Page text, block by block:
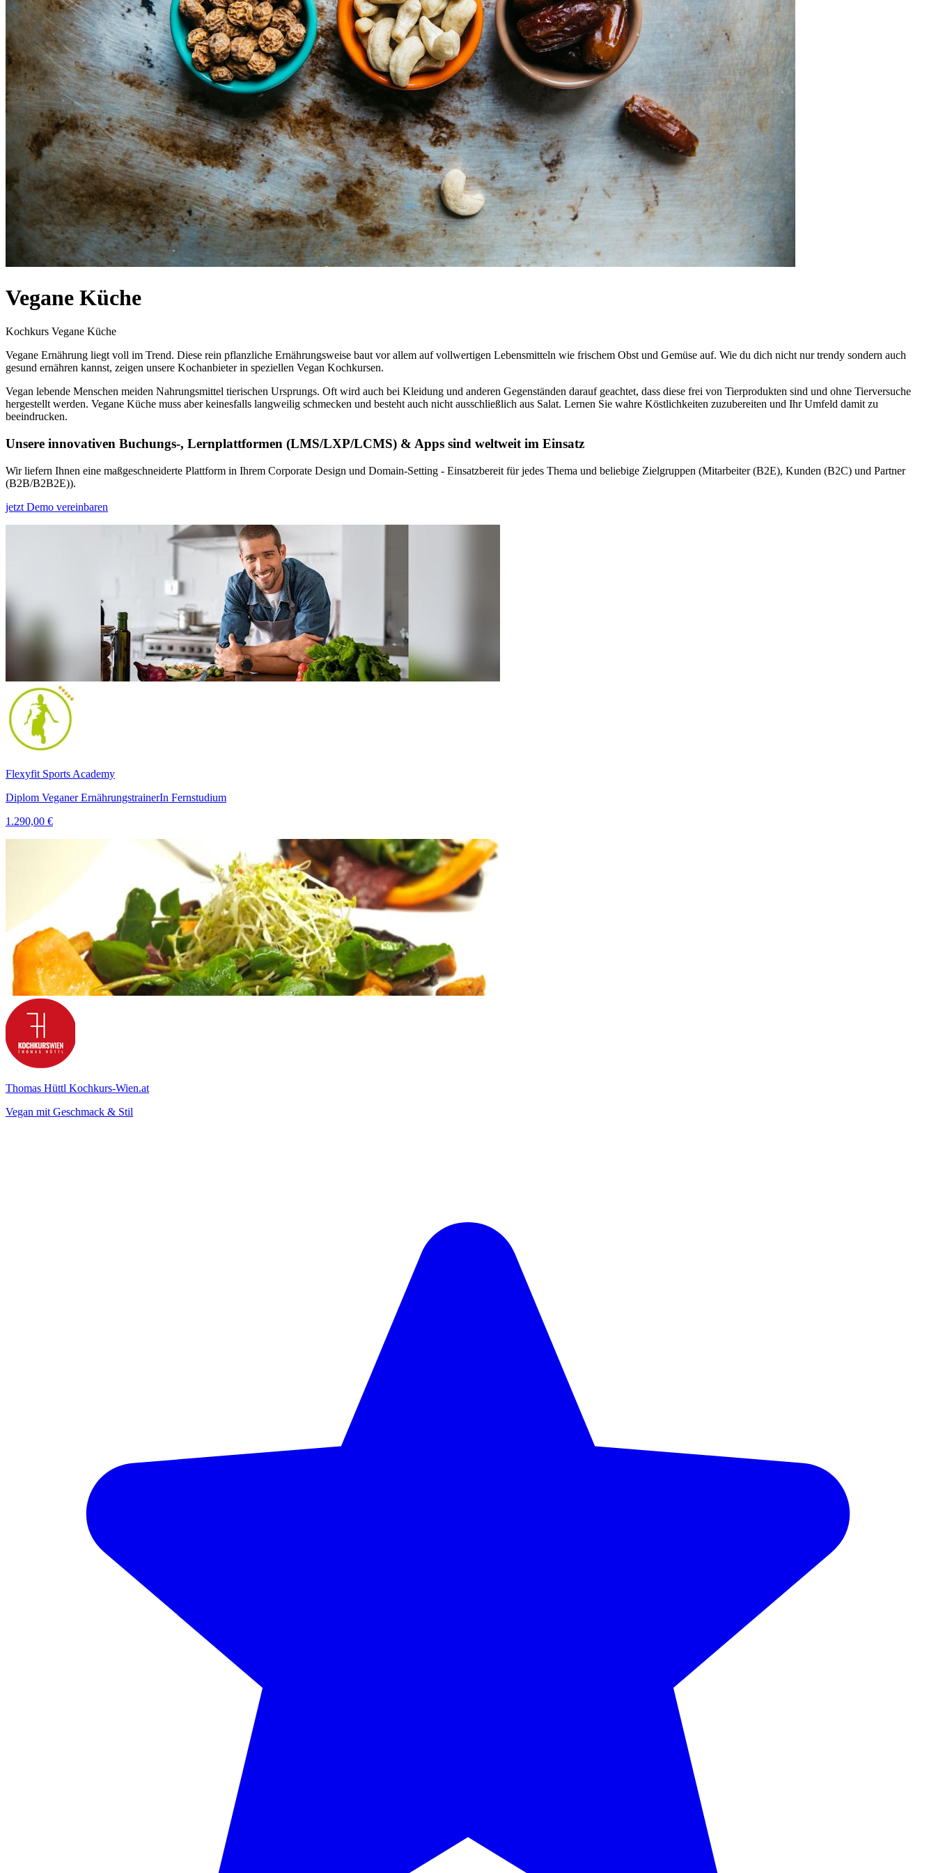
Vegane Küche
Kochkurs Vegane Küche
Vegane Ernährung liegt voll im Trend. Diese rein pflanzliche Ernährungsweise baut vor allem auf vollwertigen Lebensmitteln wie frischem Obst und Gemüse auf. Wie du dich nicht nur trendy sondern auch
gesund ernähren kannst, zeigen unsere Kochanbieter in speziellen Vegan Kochkursen.
Vegan lebende Menschen meiden Nahrungsmittel tierischen Ursprungs. Oft wird auch bei Kleidung und anderen Gegenständen darauf geachtet, dass diese frei von Tierprodukten sind und ohne Tierversuche
hergestellt werden. Vegane Küche muss aber keinesfalls langweilig schmecken und besteht auch nicht ausschließlich aus Salat. Lernen Sie wahre Köstlichkeiten zuzubereiten und Ihr Umfeld damit zu
beeindrucken.
Unsere innovativen Buchungs-, Lernplattformen (LMS/LXP/LCMS) & Apps sind weltweit im Einsatz
Wir liefern Ihnen eine maßgeschneiderte Plattform in Ihrem Corporate Design und Domain-Setting - Einsatzbereit für jedes Thema und beliebige Zielgruppen (Mitarbeiter (B2E), Kunden (B2C) und Partner
(B2B/B2B2E)).
jetzt Demo vereinbaren
Flexyfit Sports Academy
Diplom Veganer ErnährungstrainerIn Fernstudium
1.290,00 €
Thomas Hüttl Kochkurs-Wien.at
Vegan mit Geschmack & Stil